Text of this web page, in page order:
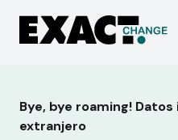
Bye, bye roaming!
extranjero